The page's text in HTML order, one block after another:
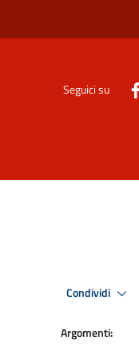
Seguici su
Condividi
Argomenti: